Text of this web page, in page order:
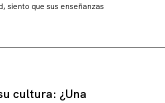
siento que sus enseñanzas
cultura: ¿Una